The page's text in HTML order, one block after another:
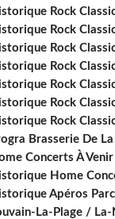
Rock
Rock
Rock
Rock
Rock
Rock
Rock
Brasserie De La
Concerts À Venir
Home
Apéros
La-Plage / La-